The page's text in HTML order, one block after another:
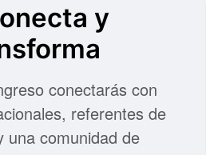
y
conectarás con
referentes de
una comunidad de